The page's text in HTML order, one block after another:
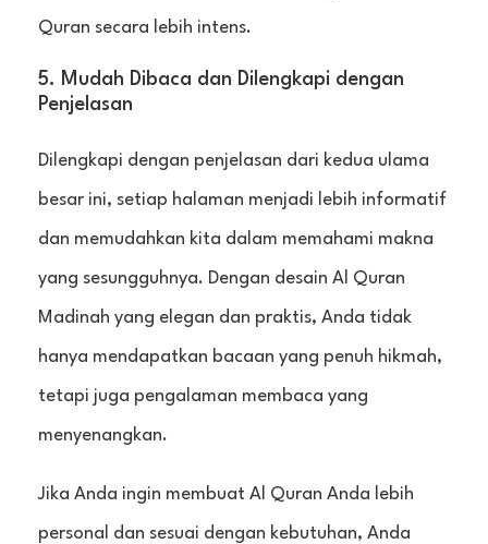
Quran secara lebih intens.
5. Mudah Dibaca dan Dilengkapi dengan
Penjelasan
Dilengkapi dengan penjelasan dari kedua ulama
besar ini, setiap halaman menjadi lebih informatif
dan memudahkan kita dalam memahami makna
yang sesungguhnya. Dengan desain Al Quran
Madinah yang elegan dan praktis, Anda tidak
hanya mendapatkan bacaan yang penuh hikmah,
tetapi juga pengalaman membaca yang
menyenangkan.
Jika Anda ingin membuat Al Quran Anda lebih
personal dan sesuai dengan kebutuhan, Anda